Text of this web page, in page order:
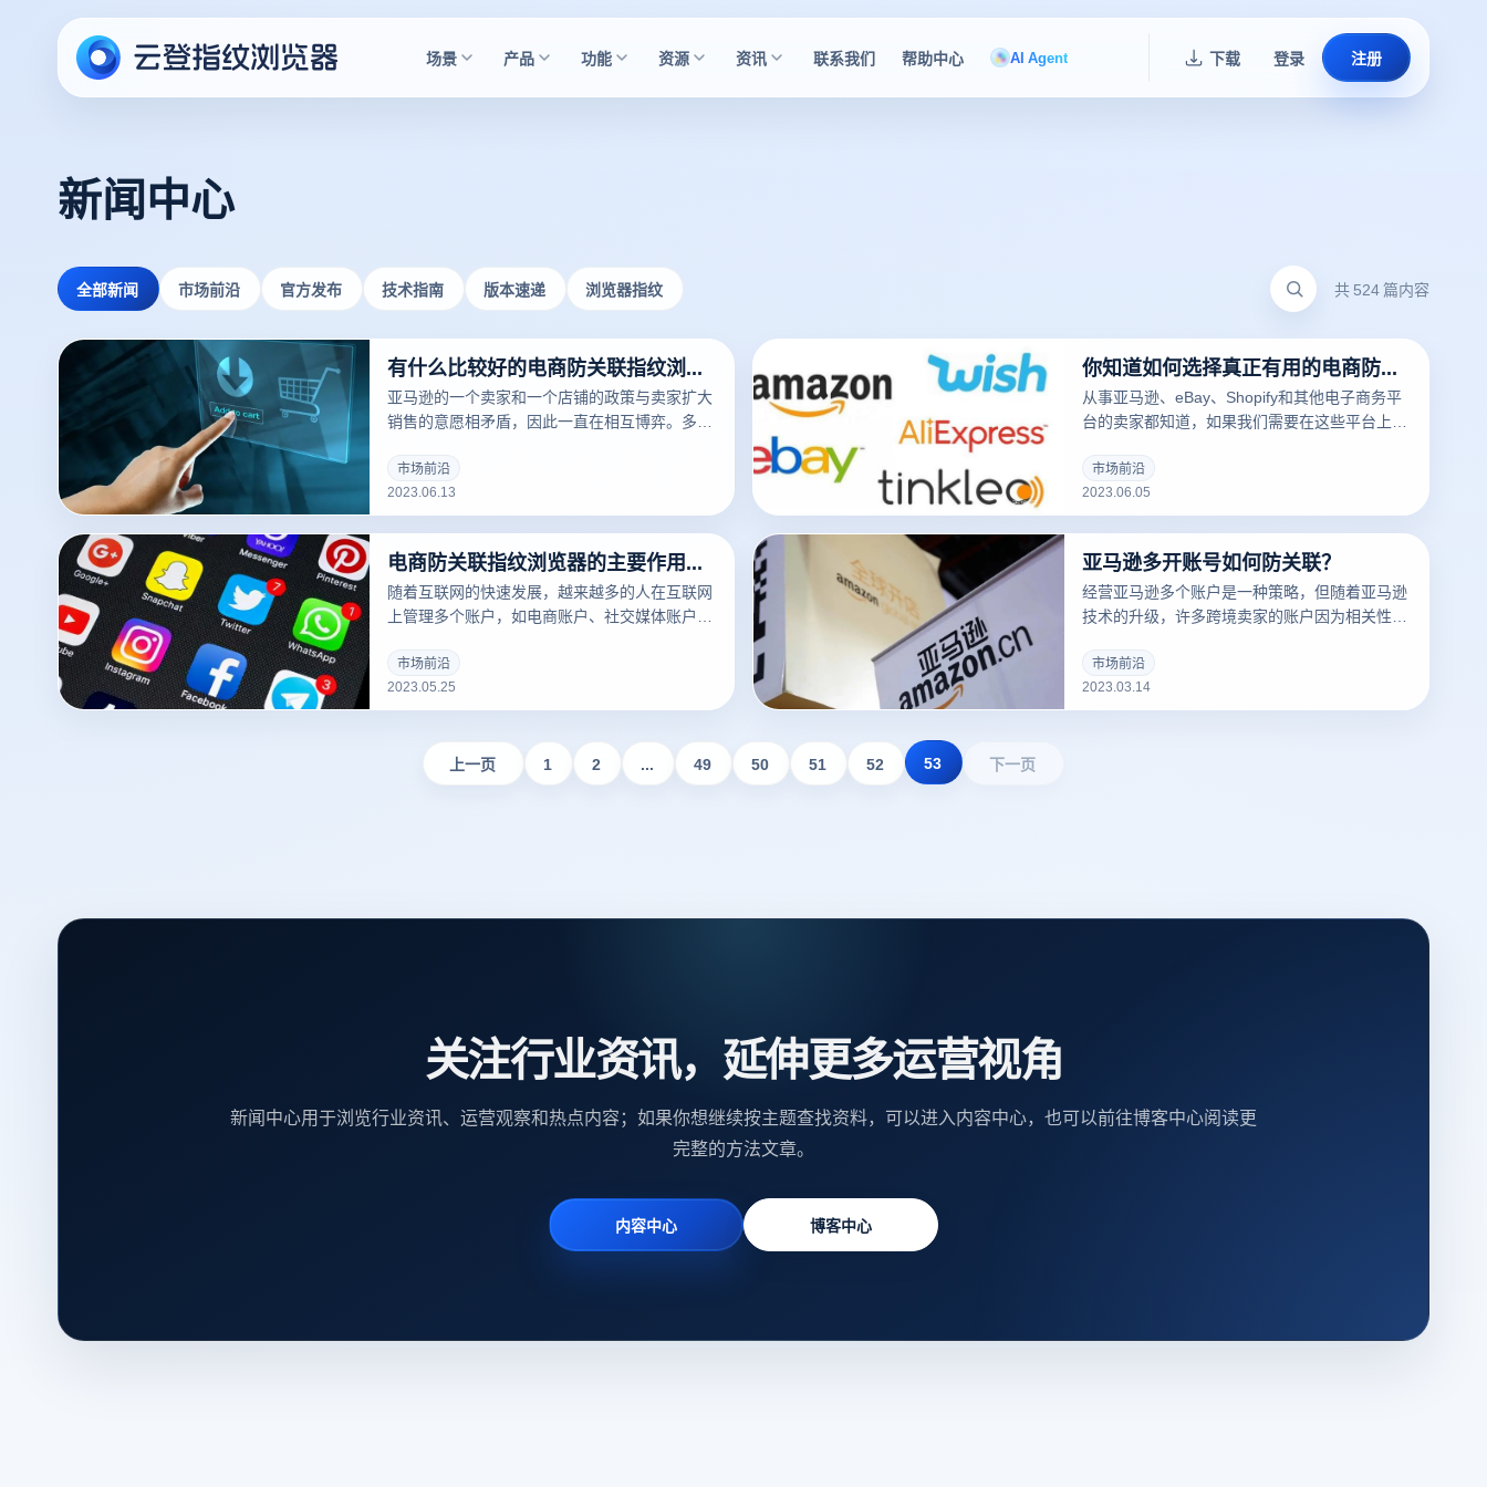
场景 产品 功能 资源 资讯 联系我们 帮助中心 AI Agent 下载 登录 注册
新闻中心
全部新闻 市场前沿 官方发布 技术指南 版本速递 浏览器指纹 共 524 篇内容
有什么比较好的电商防关联指纹浏览器推荐？
亚马逊的一个卖家和一个店铺的政策与卖家扩大
销售的意愿相矛盾，因此一直在相互博弈。多账
到VPS云主机模式，再到指纹浏览器模式，目前
几乎统一了全国。市场上有很多防关联浏览器，
那么什么样的电商防关联指纹浏览器比较好呢？
市场前沿
2023.06.13
你知道如何选择真正有用的电商防关联指纹浏览器吗？
从事亚马逊、eBay、Shopify和其他电子商务平
台的卖家都知道，如果我们需要在这些平台上经
店，并在Facebook和Instagram上做SEO和广
告，我们通常需要使用一个防关联指纹浏览器。
市场前沿
2023.06.05
电商防关联指纹浏览器的主要作用是什么？
随着互联网的快速发展，越来越多的人在互联网
上管理多个账户，如电商账户、社交媒体账户、
通浏览器通常会出现一些问题。例如，共享浏览
器cookie和浏览历史记录等信息，很容易导致帐
户关联并产生安全问题。目前，云登指纹浏览器
可以解决这些问题。
市场前沿
2023.05.25
亚马逊多开账号如何防关联？
经营亚马逊多个账户是一种策略，但随着亚马逊
技术的升级，许多跨境卖家的账户因为相关性而
如何防止相关性呢？有什么好的防关联方法？
市场前沿
2023.03.14
上一页 1 2 ... 49 50 51 52 53 下一页
关注行业资讯，延伸更多运营视角
新闻中心用于浏览行业资讯、运营观察和热点内容；如果你想继续按主题查找资料，可以进入内容中心，也可以前往博客中心阅读更
完整的方法文章。
内容中心 博客中心